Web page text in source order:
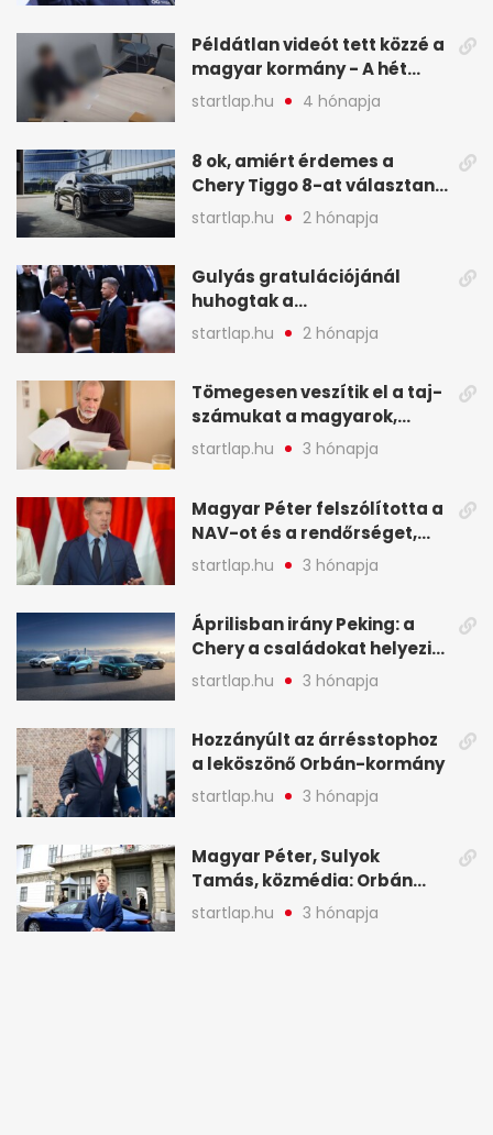
Példátlan videót tett közzé a
magyar kormány - A hét
legfontosabb hírei
képekben
startlap.hu 4 hónapja
8 ok, amiért érdemes a
Chery Tiggo 8-at választani!
(X)
startlap.hu 2 hónapja
Gulyás gratulációjánál
huhogtak a
leghangosabban, miután
Magyart miniszterelnökké
legfontosabb hírei
képekben
startlap.hu 2 hónapja
Tömegesen veszítik el a taj-
számukat a magyarok,
sokak ellen eljárást indít a
NAV - A hét hírei képekben
startlap.hu 3 hónapja
Magyar Péter felszólította a
NAV-ot és a rendőrséget,
tartóztassák le a NER-es
oligarchákat - A hét
startlap.hu 3 hónapja
Áprilisban irány Peking: a
Chery a családokat helyezi
globális mobilitási
programja középpontjába
startlap.hu 3 hónapja
Hozzányúlt az árrésstophoz
a leköszönő Orbán-kormány
startlap.hu 3 hónapja
Magyar Péter, Sulyok
Tamás, közmédia: Orbán
Viktor április 13. óta hallgat,
közben pörögnek az
startlap.hu 3 hónapja